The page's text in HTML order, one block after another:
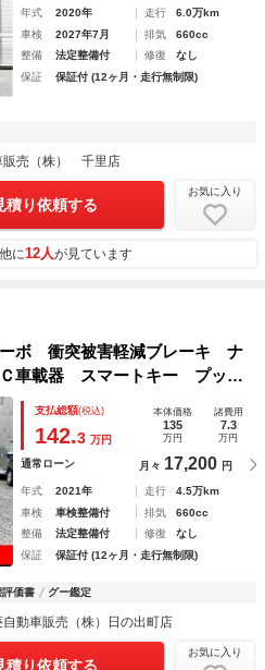
年式 2020年 走行
6.0万km
車検
2027年7月 排気
660cc
整備
法定整備付 修復
なし
保証
保証付 (12ヶ月・走行無制限)
販売（株） 千里店
積り依頼する
お気に入り
に12人が見ています
ボ 衝突被害軽減ブレーキ ナ
車載器 スマートキー プッシ
ドア ヒルディセントコントロ
テアリングリモコンスイッ
古車保証付き
支払総額(税込)
142.3 万円
本体価格
135
万円
諸費用
7.3
万円
通常ローン 月々 17,200 円
年式 2021年 走行
4.5万km
車検
車検整備付 排気
660cc
整備
法定整備付 修復
なし
保証
保証付 (12ヶ月・走行無制限)
評価書 グー鑑定
自動車販売（株）日の出町店
積り依頼する
お気に入り